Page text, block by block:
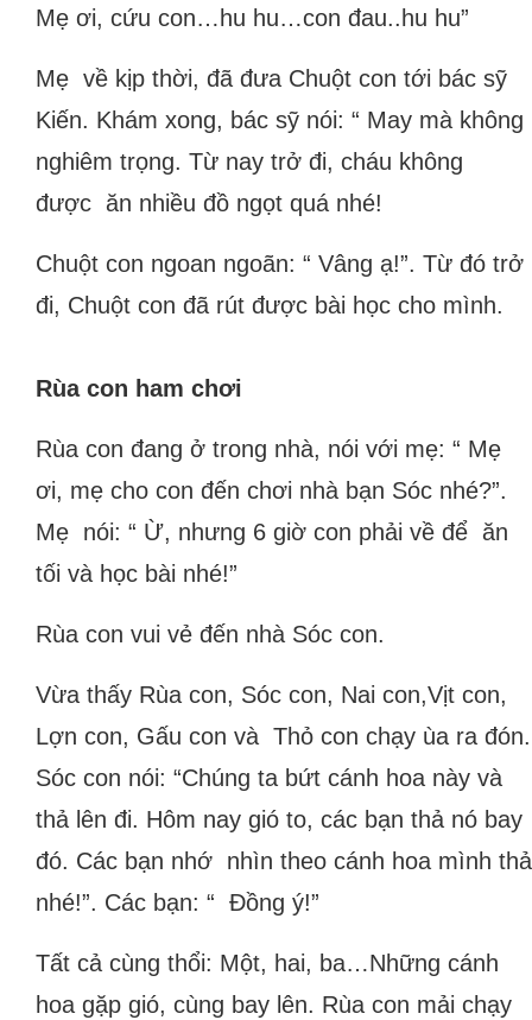
Mẹ ơi, cứu con…hu hu…con đau..hu hu”
Mẹ về kịp thời, đã đưa Chuột con tới bác sỹ
Kiến. Khám xong, bác sỹ nói: “ May mà không
nghiêm trọng. Từ nay trở đi, cháu không
được ăn nhiều đồ ngọt quá nhé!
Chuột con ngoan ngoãn: “ Vâng ạ!”. Từ đó trở
đi, Chuột con đã rút được bài học cho mình.
Rùa con ham chơi
Rùa con đang ở trong nhà, nói với mẹ: “ Mẹ
ơi, mẹ cho con đến chơi nhà bạn Sóc nhé?”.
Mẹ nói: “ Ừ, nhưng 6 giờ con phải về để ăn
tối và học bài nhé!”
Rùa con vui vẻ đến nhà Sóc con.
Vừa thấy Rùa con, Sóc con, Nai con,Vịt con,
Lợn con, Gấu con và Thỏ con chạy ùa ra đón.
Sóc con nói: “Chúng ta bứt cánh hoa này và
thả lên đi. Hôm nay gió to, các bạn thả nó bay
đó. Các bạn nhớ nhìn theo cánh hoa mình thả
nhé!”. Các bạn: “ Đồng ý!”
Tất cả cùng thổi: Một, hai, ba…Những cánh
hoa gặp gió, cùng bay lên. Rùa con mải chạy